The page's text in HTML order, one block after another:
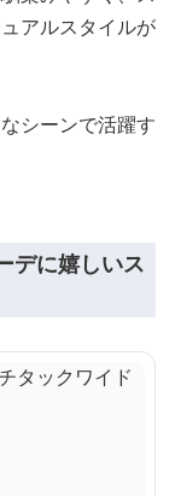
アルスタイルが
シーンで活躍す
デに嬉しいス